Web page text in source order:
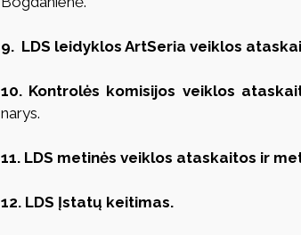
9.  LDS leidyklos ArtSeria veiklos
10. Kontrolės komisijos veiklos
narys.
11. LDS metinės veiklos ataskaitos ir
12. LDS Įstatų keitimas.